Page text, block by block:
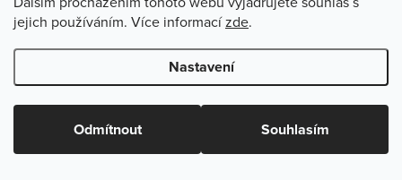
jejich používáním. Více informacízde.
Nastavení
Odmítnout Souhlasím
Informace pro vás
Copyright 2026Dmania. Všechna práva vyhrazena.